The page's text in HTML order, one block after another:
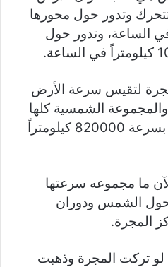
تتحرك وتدور حول محورها
في الساعة، وتدور حول
لتقيس سرعة الأرض
الشمسية كلها
تدور حول مركز المجرة بسرعة 820000 كيلومتراً
ما مجموعه سرعتها
الشمس ودوران
المجرة.
تركت المجرة وذهبت